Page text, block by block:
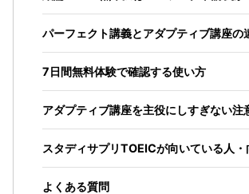
パーフェクト講義とアダプティブ講座の
7日間無料体験で確認する使い方
アダプティブ講座を主役にしすぎない注
スタディサプリTOEICが向いている人・
よくある質問